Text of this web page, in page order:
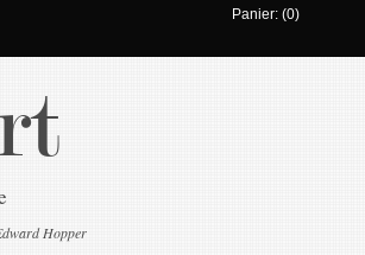
Panier: (0)
Hopper